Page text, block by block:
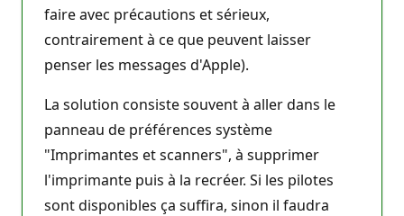
faire avec précautions et sérieux,
contrairement à ce que peuvent laisser
penser les messages d'Apple).
La solution consiste souvent à aller dans le
panneau de préférences système
"Imprimantes et scanners", à supprimer
l'imprimante puis à la recréer. Si les pilotes
sont disponibles ça suffira, sinon il faudra